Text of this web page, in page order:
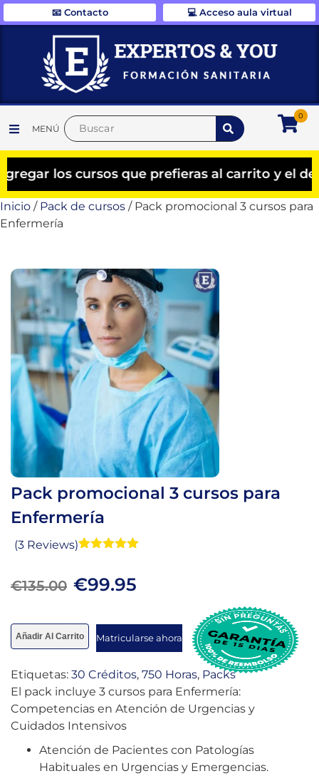
📧 Contacto 💻 Acceso aula virtual
MENÚ
0
cursos que prefieras al carrito y el
Inicio / Pack de cursos / Pack promocional 3 cursos para
Enfermería
Pack promocional 3 cursos para
Enfermería
5 en base
a
(3 Reviews)
€135.00 €99.95
Añadir Al Carrito Matricularse ahora
Etiquetas: 30 Créditos, 750 Horas, Packs
El pack incluye 3 cursos para Enfermería:
Competencias en Atención de Urgencias y
Cuidados Intensivos
Atención de Pacientes con Patologías
Habituales en Urgencias y Emergencias.